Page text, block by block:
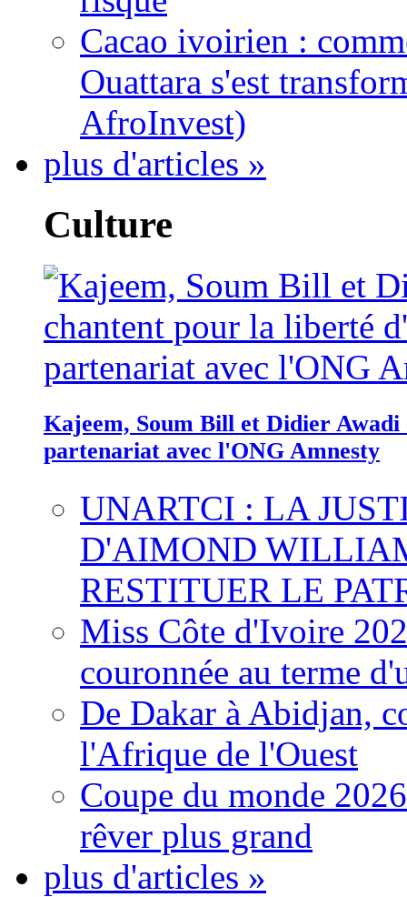
Cacao ivoirien :
Ouattara s'est
AfroInvest)
plus d'articles »
Culture
Kajeem, Soum Bill et Didier
partenariat avec l'ONG Amnesty
UNARTCI : LA
D'AIMOND
RESTITUER LE
Miss Côte d'Ivoire
couronnée au terme
De Dakar à Abidjan,
l'Afrique de l'Ouest
Coupe du monde
rêver plus grand
plus d'articles »